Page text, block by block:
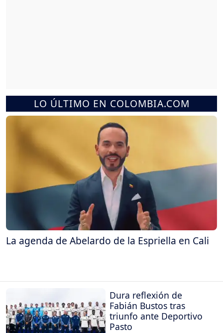
LO ÚLTIMO EN COLOMBIA.COM
La agenda de Abelardo de la Espriella en Cali
Dura reflexión de
Fabián Bustos tras
triunfo ante Deportivo
Pasto